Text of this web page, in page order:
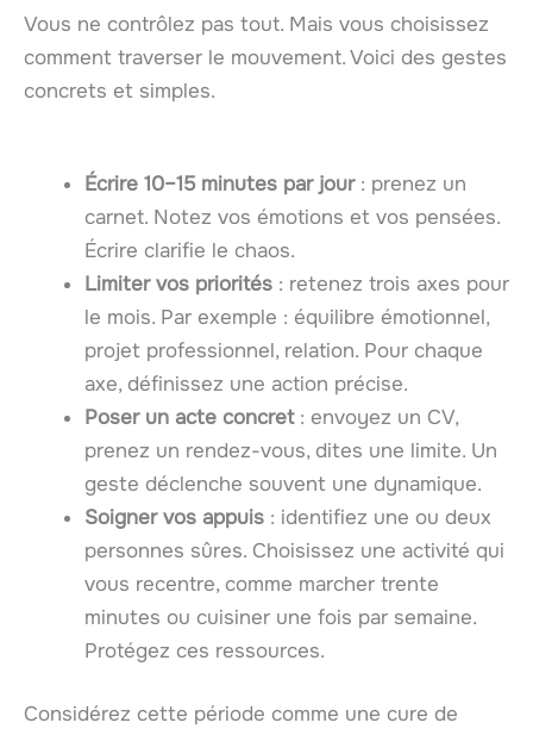
Vous ne contrôlez pas tout. Mais vous choisissez
comment traverser le mouvement. Voici des gestes
concrets et simples.
Écrire 10–15 minutes par jour: prenez un
carnet. Notez vos émotions et vos pensées.
Écrire clarifie le chaos.
Limiter vos priorités : retenez trois axes pour
le mois. Par exemple : équilibre émotionnel,
projet professionnel, relation. Pour chaque
axe, définissez une action précise.
Poser un acte concret: envoyez un CV,
prenez un rendez-vous, dites une limite. Un
geste déclenche souvent une dynamique.
Soigner vos appuis : identifiez une ou deux
personnes sûres. Choisissez une activité qui
vous recentre, comme marcher trente
minutes ou cuisiner une fois par semaine.
Protégez ces ressources.
Considérez cette période comme une cure de